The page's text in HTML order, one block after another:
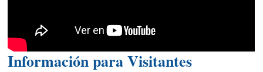
Información para Visitantes